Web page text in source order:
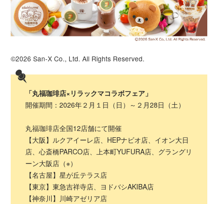
©2026 San-X Co., Ltd. All Rights Reserved.
「丸福珈琲店×リラックマコラボフェア」
開催期間：2026年２月１日（日）～２月28日（土）
丸福珈琲店全国12店舗にて開催
【大阪】ルクアイーレ店、HEPナビオ店、イオン大日
店、心斎橋PARCO店、上本町YUFURA店、グラングリ
ーン大阪店（※）
【名古屋】星が丘テラス店
【東京】東急吉祥寺店、ヨドバシAKIBA店
【神奈川】川崎アゼリア店